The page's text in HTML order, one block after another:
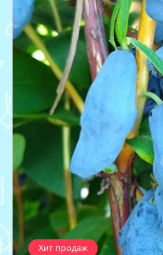
Хит продаж